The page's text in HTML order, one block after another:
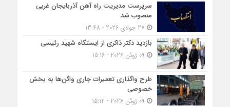
سرپرست مدیریت راه آهن آذربایجان غربی
منصوب شد
بازدید دکتر ذاکری از ایستگاه شهید رئیسی
طرح واگذاری تعمیرات جاری واگن‌ها به بخش
خصوصی